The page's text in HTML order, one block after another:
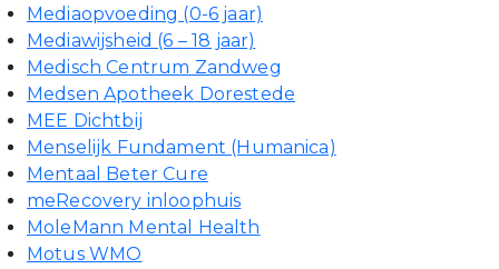
Mediaopvoeding (0-6 jaar)
Mediawijsheid (6 – 18 jaar)
Medisch Centrum Zandweg
Medsen Apotheek Dorestede
MEE Dichtbij
Menselijk Fundament (Humanica)
Mentaal Beter Cure
meRecovery inloophuis
MoleMann Mental Health
Motus WMO